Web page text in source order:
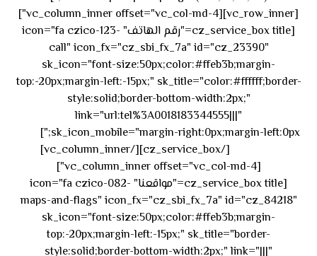
[vc_row_inner][vc_column_inner offset="vc_col-md-4"]
[cz_service_box title="رقم الهاتف" icon="fa czico-123-
call" icon_fx="cz_sbi_fx_7a" id="cz_23390"
sk_icon="font-size:50px;color:#ffeb3b;margin-
top:-20px;margin-left:-15px;" sk_title="color:#ffffff;border-
style:solid;border-bottom-width:2px;"
link="url:tel%3A0018183344555|||"
sk_icon_mobile="margin-right:0px;margin-left:0px;"]
[/cz_service_box][/vc_column_inner]
[vc_column_inner offset="vc_col-md-4"]
[cz_service_box title="مواقعنا" icon="fa czico-082-
maps-and-flags" icon_fx="cz_sbi_fx_7a" id="cz_84218"
sk_icon="font-size:50px;color:#ffeb3b;margin-
top:-20px;margin-left:-15px;" sk_title="border-
style:solid;border-bottom-width:2px;" link="|||"